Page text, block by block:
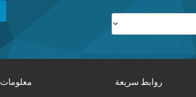
معلومات روابط سريعة